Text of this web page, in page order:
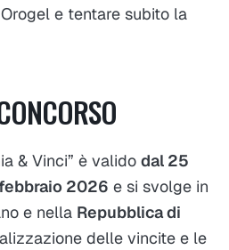
e tentare subito la
& Vinci” è validodal 25
2026 e si svolge in
e nella Repubblica di
delle vincite e le